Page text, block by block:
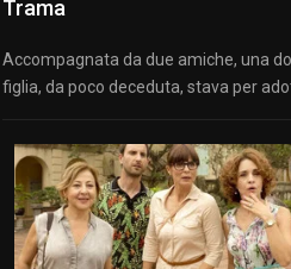
Trama
Accompagnata da due amiche, una
figlia, da poco deceduta, stava per